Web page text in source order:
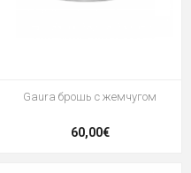
Gaura брошь с жемчугом
60,00€